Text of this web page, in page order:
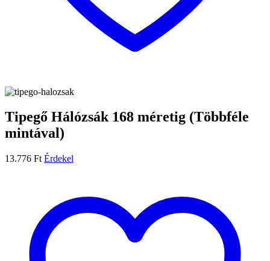
Tipegő Hálózsák 168 méretig (Többféle
mintával)
13.776 Ft Érdekel